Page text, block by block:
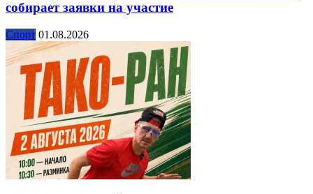
собирает заявки на участие
Спорт 01.08.2026